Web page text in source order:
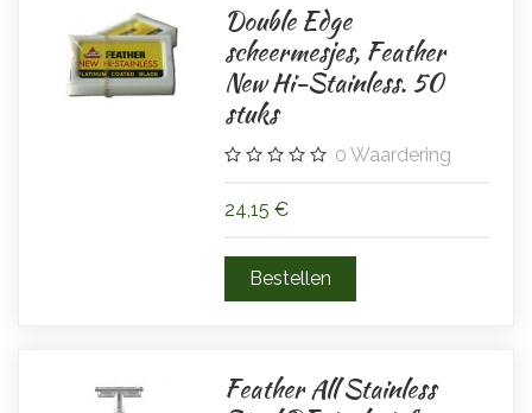
Double Edge
scheermesjes, Feather
New Hi-Stainless. 50
stuks
0 Waardering
24,15 €
Feather All Stainless